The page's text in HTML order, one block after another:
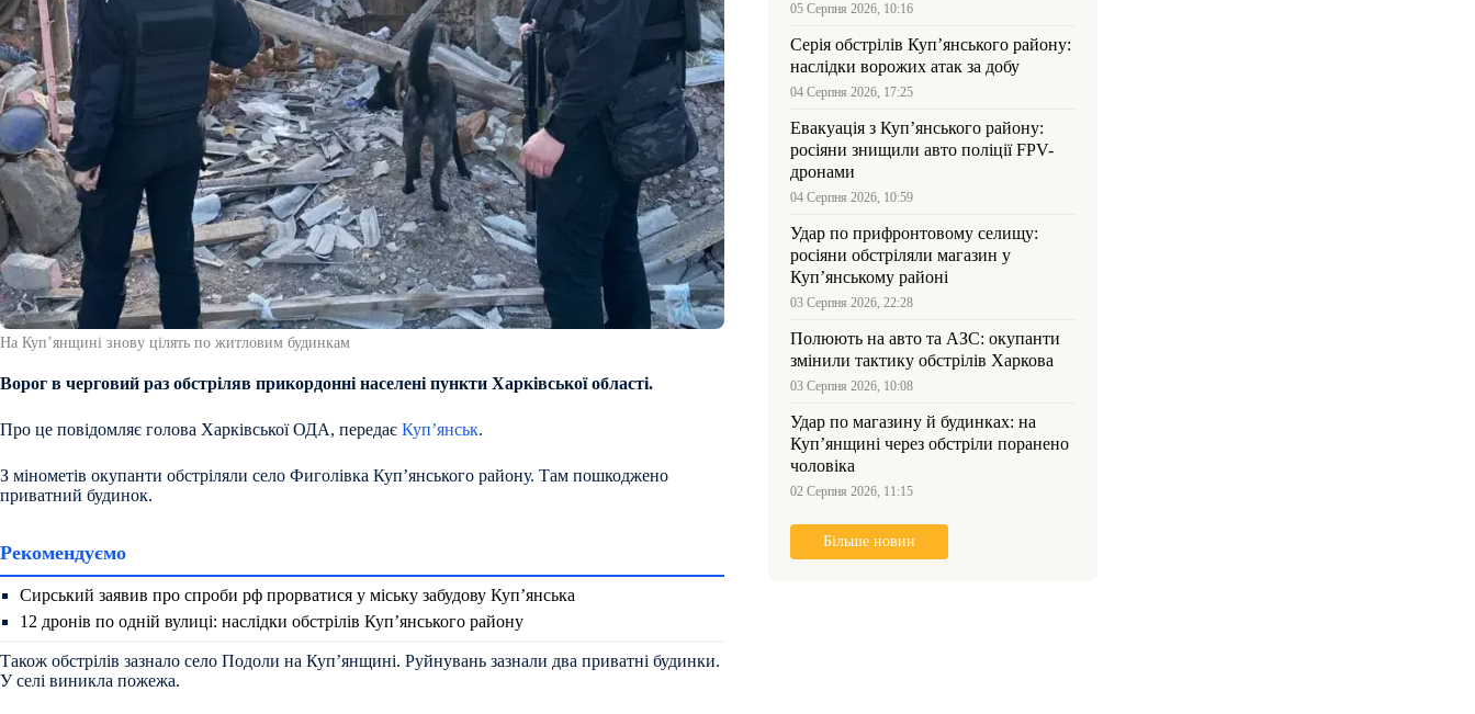
На Купʼянщині знову цілять по житловим будинкам
Ворог в черговий раз обстріляв прикордонні населені пункти Харківської області.
Про це повідомляє голова Харківської ОДА, передає Куп’янськ.
З мінометів окупанти обстріляли село Фиголівка Купʼянського району. Там пошкоджено
приватний будинок.
Рекомендуємо
Сирський заявив про спроби рф прорватися у міську забудову Куп’янська
12 дронів по одній вулиці: наслідки обстрілів Куп’янського району
Також обстрілів зазнало село Подоли на Купʼянщині. Руйнувань зазнали два приватні будинки.
У селі виникла пожежа.
05 Серпня 2026, 10:16
Серія обстрілів Куп’янського району:
наслідки ворожих атак за добу
04 Серпня 2026, 17:25
Евакуація з Куп’янського району:
росіяни знищили авто поліції FPV-
дронами
04 Серпня 2026, 10:59
Удар по прифронтовому селищу:
росіяни обстріляли магазин у
Куп’янському районі
03 Серпня 2026, 22:28
Полюють на авто та АЗС: окупанти
змінили тактику обстрілів Харкова
03 Серпня 2026, 10:08
Удар по магазину й будинках: на
Куп’янщині через обстріли поранено
чоловіка
02 Серпня 2026, 11:15
Більше новин